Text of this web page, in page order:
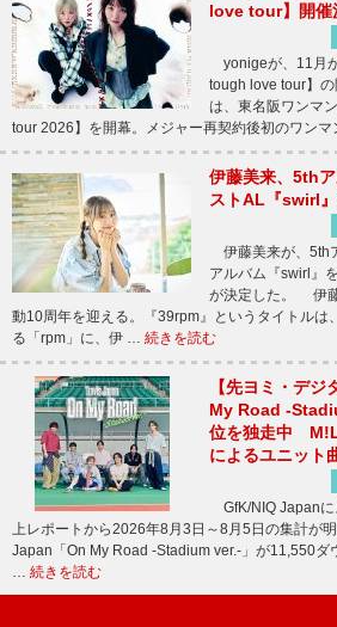
love tour】開催
yonigeが、11月
tough love tour】
は、東名阪ワンマ
tour 2026】を開幕。メジャー再契約後初のワン
伊藤美来、5th
ストAL『swirl
伊藤美来が、5th
アルバム『swirl』
が決定した。 伊
動10周年を迎える。『39rpm』というタイトルは
る「rpm」に、伊 … 続きを読む
【先ヨミ・デ
My Road -
位を独走中
によるユニット
GfK/NIQ Japanに
上レポートから2026年8月3日～8月5日の集計が
Japan「On My Road -Stadium ver.-」が11,550ダ
… 続きを読む